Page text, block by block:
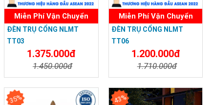
Miễn Phí Vận Chuyển
ĐÈN TRỤ CỔNG NLMT
TT03
1.375.000đ
1.450.000đ
Miễn Phí Vận Chuyển
ĐÈN TRỤ CỔNG NLMT
TT06
1.200.000đ
1.710.000đ
35% 43%